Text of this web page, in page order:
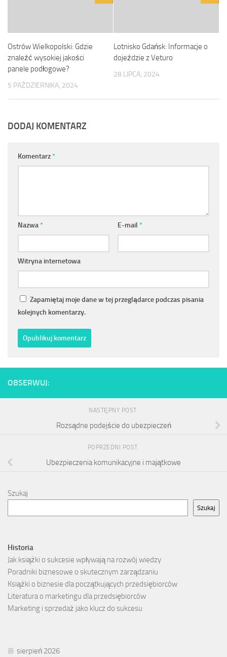
Ostrów Wielkopolski: Gdzie
znaleźć wysokiej jakości
panele podłogowe?
5 PAŹDZIERNIKA, 2024
Lotnisko Gdańsk: Informacje o
dojeździe z Veturo
28 LIPCA, 2024
DODAJ KOMENTARZ
Komentarz*
Nazwa* E-mail *
Witryna internetowa
Zapamiętaj moje dane w tej przeglądarce podczas pisania
kolejnych komentarzy.
OBSERWUJ:
NASTĘPNY POST
Rozsądne podejście do ubezpieczeń
POPRZEDNI POST
Ubezpieczenia komunikacyjne i majątkowe
Szukaj
Szukaj
Historia
Jak książki o sukcesie wpływają na rozwój wiedzy
Poradniki biznesowe o skutecznym zarządzaniu
Książki o biznesie dla początkujących przedsiębiorców
Literatura o marketingu dla przedsiębiorców
Marketing i sprzedaż jako klucz do sukcesu
sierpień 2026